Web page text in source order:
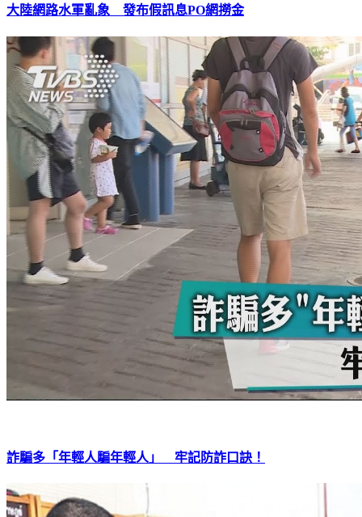
大陸網路水軍亂象 發布假訊息PO網撈金
詐騙多「年輕人騙年輕人」 牢記防詐口訣！